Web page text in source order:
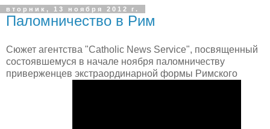
вторник, 13 ноября 2012 г.
Паломничество в Рим
Сюжет агентства "Catholic News Service", посвященный
состоявшемуся в начале ноября паломничеству
приверженцев экстраординарной формы Римского